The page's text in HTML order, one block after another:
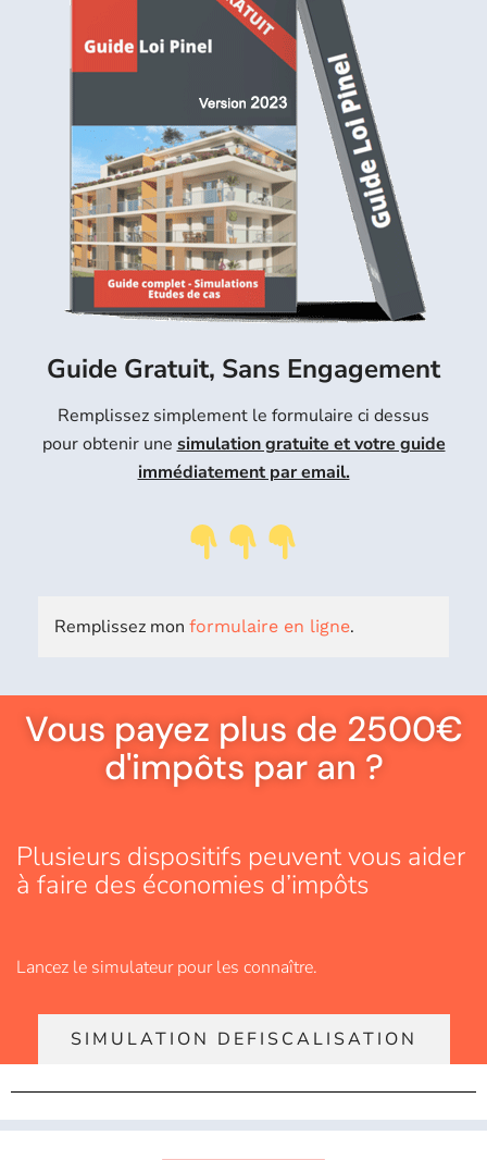
Guide Gratuit, Sans Engagement
Remplissez simplement le formulaire ci dessus
pour obtenir une simulation gratuite et votre guide
immédiatement par email.
Remplissez mon formulaire en ligne.
Vous payez plus de 2500€
d'impôts par an ?
Plusieurs dispositifs peuvent vous aider
à faire des économies d’impôts
Lancez le simulateur pour les connaître.
SIMULATION DEFISCALISATION